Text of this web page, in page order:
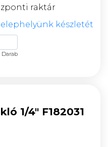
raktár
készletét
Darab
1/4" F182031